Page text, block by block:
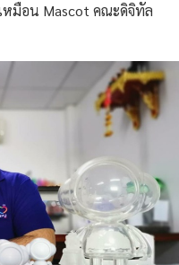
หมือน Mascot คณะดิจิทัล